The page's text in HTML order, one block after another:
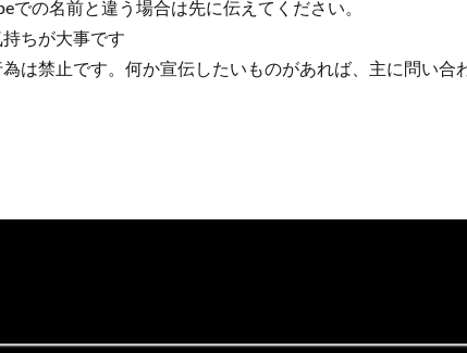
の名前と違う場合は先に伝えてください。
ちが大事です
為は禁止です。何か宣伝したいものがあれば、主に問い合